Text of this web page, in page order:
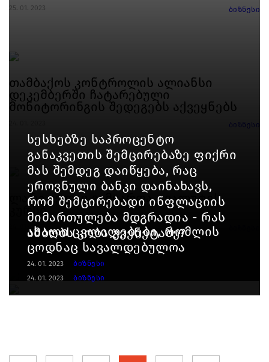
25. 01. 2023 ბიზნესი
თამბაქოს კონტროლის ალიანსი
დეკემბერში ჩატარებული
მონიტორინგის შედეგებს აქვეყნებს
ბიზნესი
ლარი კვლავ გამყარდა - ვალუტის
კურსი
24. 01. 2023
სესხებზე საპროცენტო
განაკვეთის შემცირებაზე ფიქრი
მას შემდეგ დაიწყება, რაც
ეროვნული ბანკი დაინახავს,
რომ შემცირებადი ინფლაციის
მიმართულება მდგრადია - რას
ამბობს კობა გვენეტაძე?
24. 01. 2023 ბიზნესი
ახალი ცვლილებები, რომლის
ცოდნაც სავალდებულოა
24. 01. 2023 ბიზნესი